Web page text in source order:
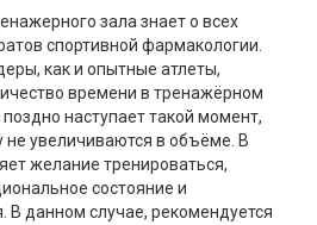
зала знает о всех
спортивной фармакологии.
как и опытные атлеты,
времени в тренажёрном
наступает такой момент,
увеличиваются в объёме. В
желание тренироваться,
состояние и
В данном случае, рекомендуется